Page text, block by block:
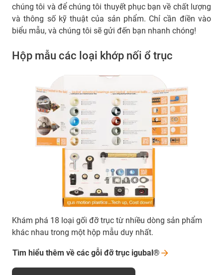
chúng tôi và để chúng tôi thuyết phục bạn về chất lượng
và thông số kỹ thuật của sản phẩm. Chỉ cần điền vào
biểu mẫu, và chúng tôi sẽ gửi đến bạn nhanh chóng!
Hộp mẫu các loại khớp nối ổ trục
Khám phá 18 loại gối đỡ trục từ nhiều dòng sản phẩm
khác nhau trong một hộp mẫu duy nhất.
Tìm hiểu thêm về các gỗi đỡ trục igubal®